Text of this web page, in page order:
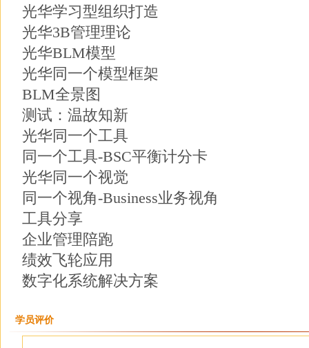
光华学习型组织打造
光华3B管理理论
光华BLM模型
光华同一个模型框架
BLM全景图
测试：温故知新
光华同一个工具
同一个工具-BSC平衡计分卡
光华同一个视觉
同一个视角-Business业务视角
工具分享
企业管理陪跑
绩效飞轮应用
数字化系统解决方案
学员评价